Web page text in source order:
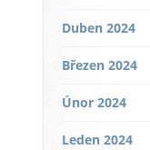
Duben 2024
Březen 2024
Únor 2024
Leden 2024